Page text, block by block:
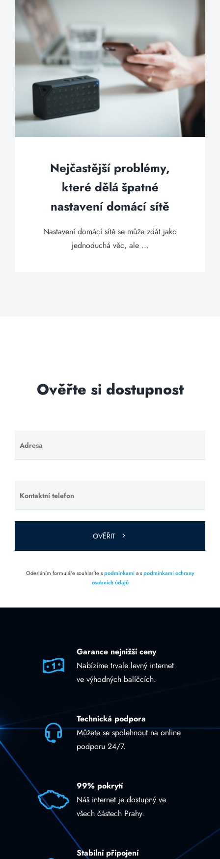
Nejčastější problémy,
které dělá špatné
nastavení domácí sítě
Nastavení domácí sítě se může zdát jako
jednoduchá věc, ale ...
Ověřte si dostupnost
Adresa
Ponechte
toto pole
Kontaktní telefon
Ponechte
toto pole
prázdné.
OVĚŘIT
Odesláním formuláře souhlasíte spodmínkamia spodmínkami ochrany
osobních údajů
Garance nejnižší ceny
Nabízíme trvale levný internet
ve výhodných balíčcích.
Technická podpora
Můžete se spolehnout na online
podporu 24/7.
99% pokrytí
Náš internet je dostupný ve
všech částech Prahy.
Stabilní připojení